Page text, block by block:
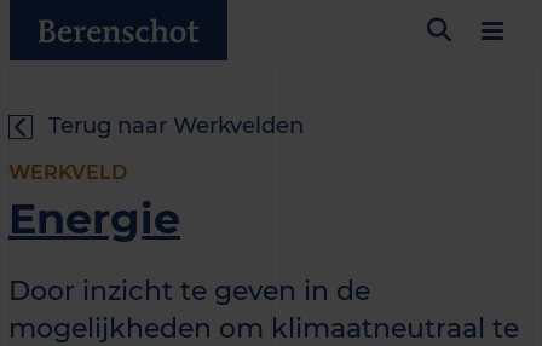
Terug naar Werkvelden
WERKVELD
Energie
Door inzicht te geven in de
mogelijkheden om klimaatneutraal te